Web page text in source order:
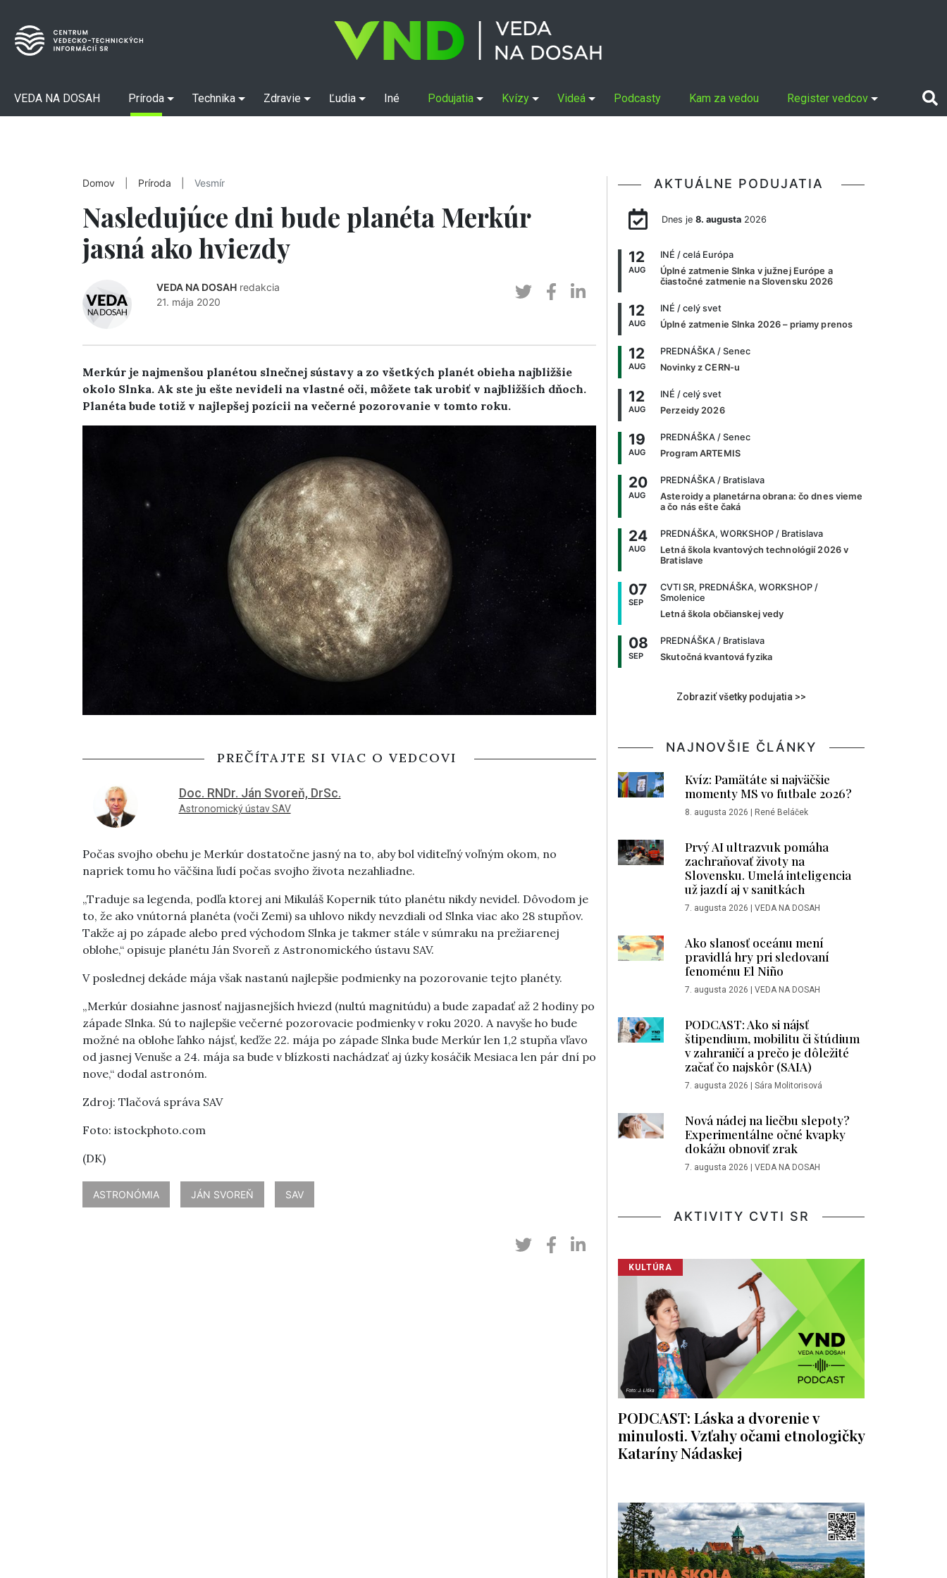
VEDA NA DOSAH Príroda Technika Zdravie Ľudia Iné Podujatia Kvízy Videá Podcasty Kam za vedou Register vedcov
Domov Príroda Vesmír
Nasledujúce dni bude planéta Merkúr
jasná ako hviezdy
VEDA NA DOSAH redakcia
21. mája 2020
Merkúr je najmenšou planétou slnečnej sústavy a zo všetkých planét obieha najbližšie
okolo Slnka. Ak ste ju ešte nevideli na vlastné oči, môžete tak urobiť v najbližších dňoch.
Planéta bude totiž v najlepšej pozícii na večerné pozorovanie v tomto roku.
PREČÍTAJTE SI VIAC O VEDCOVI
Doc. RNDr. Ján Svoreň, DrSc.
Astronomický ústav SAV
Počas svojho obehu je Merkúr dostatočne jasný na to, aby bol viditeľný voľným okom, no
napriek tomu ho väčšina ľudí počas svojho života nezahliadne.
„Traduje sa legenda, podľa ktorej ani Mikuláš Kopernik túto planétu nikdy nevidel. Dôvodom je
to, že ako vnútorná planéta (voči Zemi) sa uhlovo nikdy nevzdiali od Slnka viac ako 28 stupňov.
Takže aj po západe alebo pred východom Slnka je takmer stále v súmraku na prežiarenej
oblohe,“ opisuje planétu Ján Svoreň z Astronomického ústavu SAV.
V poslednej dekáde mája však nastanú najlepšie podmienky na pozorovanie tejto planéty.
„Merkúr dosiahne jasnosť najjasnejších hviezd (nultú magnitúdu) a bude zapadať až 2 hodiny po
západe Slnka. Sú to najlepšie večerné pozorovacie podmienky v roku 2020. A navyše ho bude
možné na oblohe ľahko nájsť, keďže 22. mája po západe Slnka bude Merkúr len 1,2 stupňa vľavo
od jasnej Venuše a 24. mája sa bude v blízkosti nachádzať aj úzky kosáčik Mesiaca len pár dní po
nove,“ dodal astronóm.
Zdroj: Tlačová správa SAV
Foto: istockphoto.com
(DK)
ASTRONÓMIA JÁN SVOREŇ SAV
AKTUÁLNE PODUJATIA
Dnes je 8. augusta2026
12
AUG
INÉ / celá Európa
Úplné zatmenie Slnka v južnej Európe a
čiastočné zatmenie na Slovensku 2026
12
AUG
INÉ / celý svet
Úplné zatmenie Slnka 2026 – priamy prenos
12
AUG
PREDNÁŠKA / Senec
Novinky z CERN-u
12
AUG
INÉ / celý svet
Perzeidy 2026
19
AUG
PREDNÁŠKA / Senec
Program ARTEMIS
20
AUG
PREDNÁŠKA / Bratislava
Asteroidy a planetárna obrana: čo dnes vieme
a čo nás ešte čaká
24
AUG
PREDNÁŠKA, WORKSHOP / Bratislava
Letná škola kvantových technológií 2026 v
Bratislave
07
SEP
CVTI SR, PREDNÁŠKA, WORKSHOP /
Smolenice
Letná škola občianskej vedy
08
SEP
PREDNÁŠKA / Bratislava
Skutočná kvantová fyzika
Zobraziť všetky podujatia >>
NAJNOVŠIE ČLÁNKY
Kvíz: Pamätáte si najväčšie
momenty MS vo futbale 2026?
8. augusta 2026 | René Beláček
Prvý AI ultrazvuk pomáha
zachraňovať životy na
Slovensku. Umelá inteligencia
už jazdí aj v sanitkách
7. augusta 2026 | VEDA NA DOSAH
Ako slanosť oceánu mení
pravidlá hry pri sledovaní
fenoménu El Niño
7. augusta 2026 | VEDA NA DOSAH
PODCAST: Ako si nájsť
štipendium, mobilitu či štúdium
v zahraničí a prečo je dôležité
začať čo najskôr (SAIA)
7. augusta 2026 | Sára Molitorisová
Nová nádej na liečbu slepoty?
Experimentálne očné kvapky
dokážu obnoviť zrak
7. augusta 2026 | VEDA NA DOSAH
AKTIVITY CVTI SR
KULTÚRA
PODCAST: Láska a dvorenie v
minulosti. Vzťahy očami etnologičky
Kataríny Nádaskej